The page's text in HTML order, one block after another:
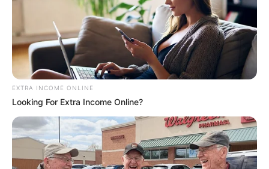
Μια ανείπωτη τραγωδία σημειώθηκε το
απόγευμα της Κυριακής 23 Νοεμβρίου 2025
στο Ηράκλειο Κρήτης, βυθίζοντας στο πένθος
την τοπική κοινωνία. Ένας άνδρας, ηλικίας
EXTRA INCOME ONLINE
Looking For Extra Income Online?